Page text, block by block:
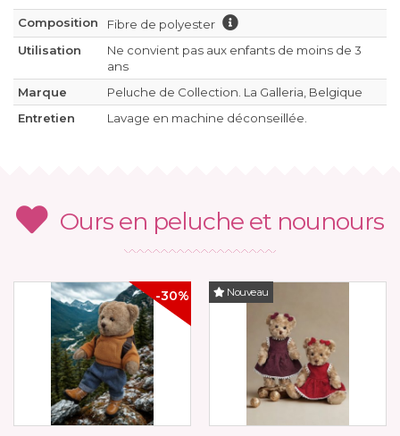
Composition
Fibre de polyester
Utilisation
Ne convient pas aux enfants de moins de 3
ans
Marque
Peluche de Collection. La Galleria, Belgique
Entretien
Lavage en machine déconseillée.
Ours en peluche et nounours
-30% Nouveau